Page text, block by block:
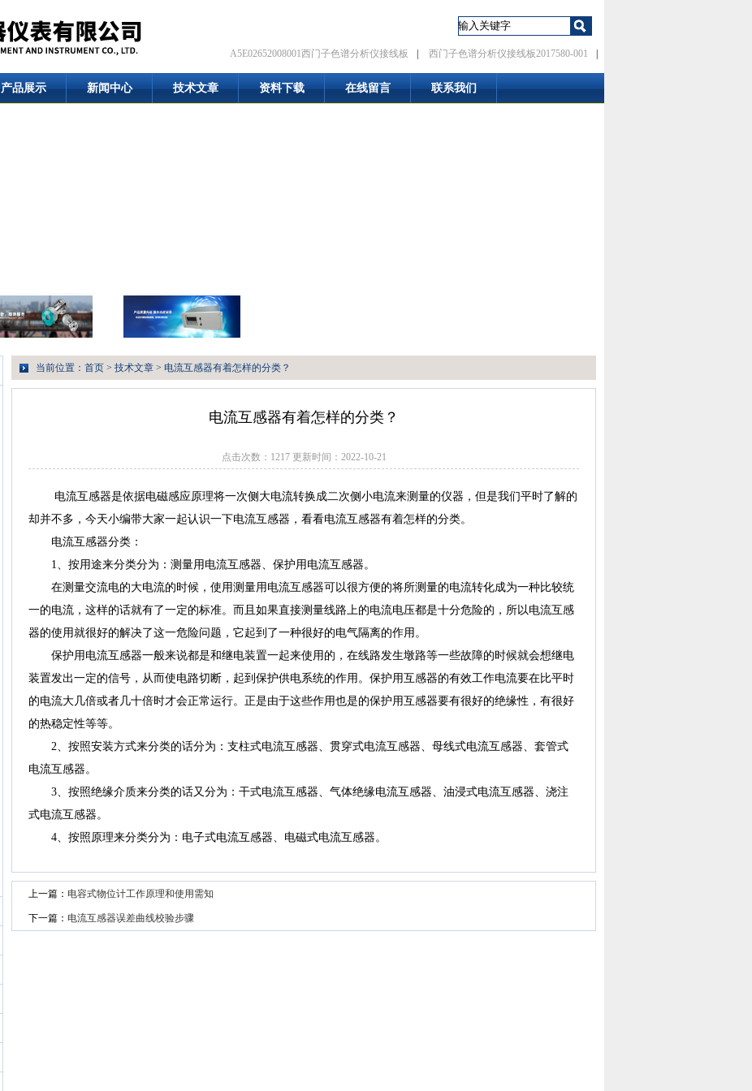
A5E02652008001西门子色谱分析仪接线板 西门子色谱分析仪接线板2017580-001
产品展示 新闻中心 技术文章 资料下载 在线留言 联系我们
当前位置： 首页 > 技术文章 > 电流互感器有着怎样的分类？
电流互感器有着怎样的分类？
点击次数：1217 更新时间：2022-10-21
电流互感器是依据电磁感应原理将一次侧大电流转换成二次侧小电流来测量的仪器，但是我们平时了解的
却并不多，今天小编带大家一起认识一下电流互感器，看看电流互感器有着怎样的分类。
电流互感器分类：
1、按用途来分类分为：测量用电流互感器、保护用电流互感器。
在测量交流电的大电流的时候，使用测量用电流互感器可以很方便的将所测量的电流转化成为一种比较统
一的电流，这样的话就有了一定的标准。而且如果直接测量线路上的电流电压都是十分危险的，所以电流互感
器的使用就很好的解决了这一危险问题，它起到了一种很好的电气隔离的作用。
保护用电流互感器一般来说都是和继电装置一起来使用的，在线路发生墩路等一些故障的时候就会想继电
装置发出一定的信号，从而使电路切断，起到保护供电系统的作用。保护用互感器的有效工作电流要在比平时
的电流大几倍或者几十倍时才会正常运行。正是由于这些作用也是的保护用互感器要有很好的绝缘性，有很好
的热稳定性等等。
2、按照安装方式来分类的话分为：支柱式电流互感器、贯穿式电流互感器、母线式电流互感器、套管式
电流互感器。
3、按照绝缘介质来分类的话又分为：干式电流互感器、气体绝缘电流互感器、油浸式电流互感器、浇注
式电流互感器。
4、按照原理来分类分为：电子式电流互感器、电磁式电流互感器。
上一篇： 电容式物位计工作原理和使用需知
下一篇： 电流互感器误差曲线校验步骤